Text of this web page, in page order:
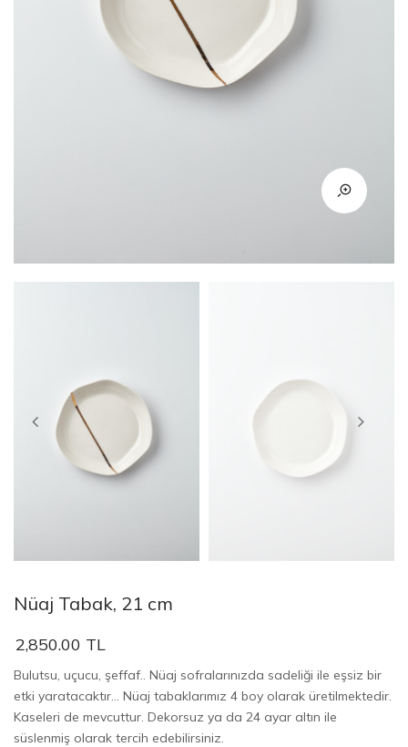
Nüaj Tabak, 21 cm
2,850.00 TL
Bulutsu, uçucu, şeffaf.. Nüaj sofralarınızda sadeliği ile eşsiz bir
etki yaratacaktır... Nüaj tabaklarımız 4 boy olarak üretilmektedir.
Kaseleri de mevcuttur. Dekorsuz ya da 24 ayar altın ile
süslenmiş olarak tercih edebilirsiniz.